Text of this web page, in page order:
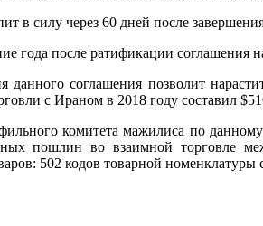
в силу через 60 дней после
года после ратификации
данного соглашения позволит
с Ираном в 2018 году составил
комитета мажилиса по
пошлин во взаимной торговле
502 кодов товарной